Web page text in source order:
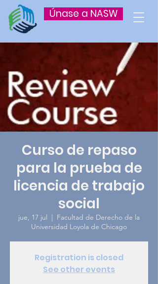
Únase a NASW
Curso de repaso
para la prueba de
licencia de trabajo
social
jue, 17 jul
  |
Facultad de Derecho de la
Universidad Loyola de Chicago
Registration is closed
See other events